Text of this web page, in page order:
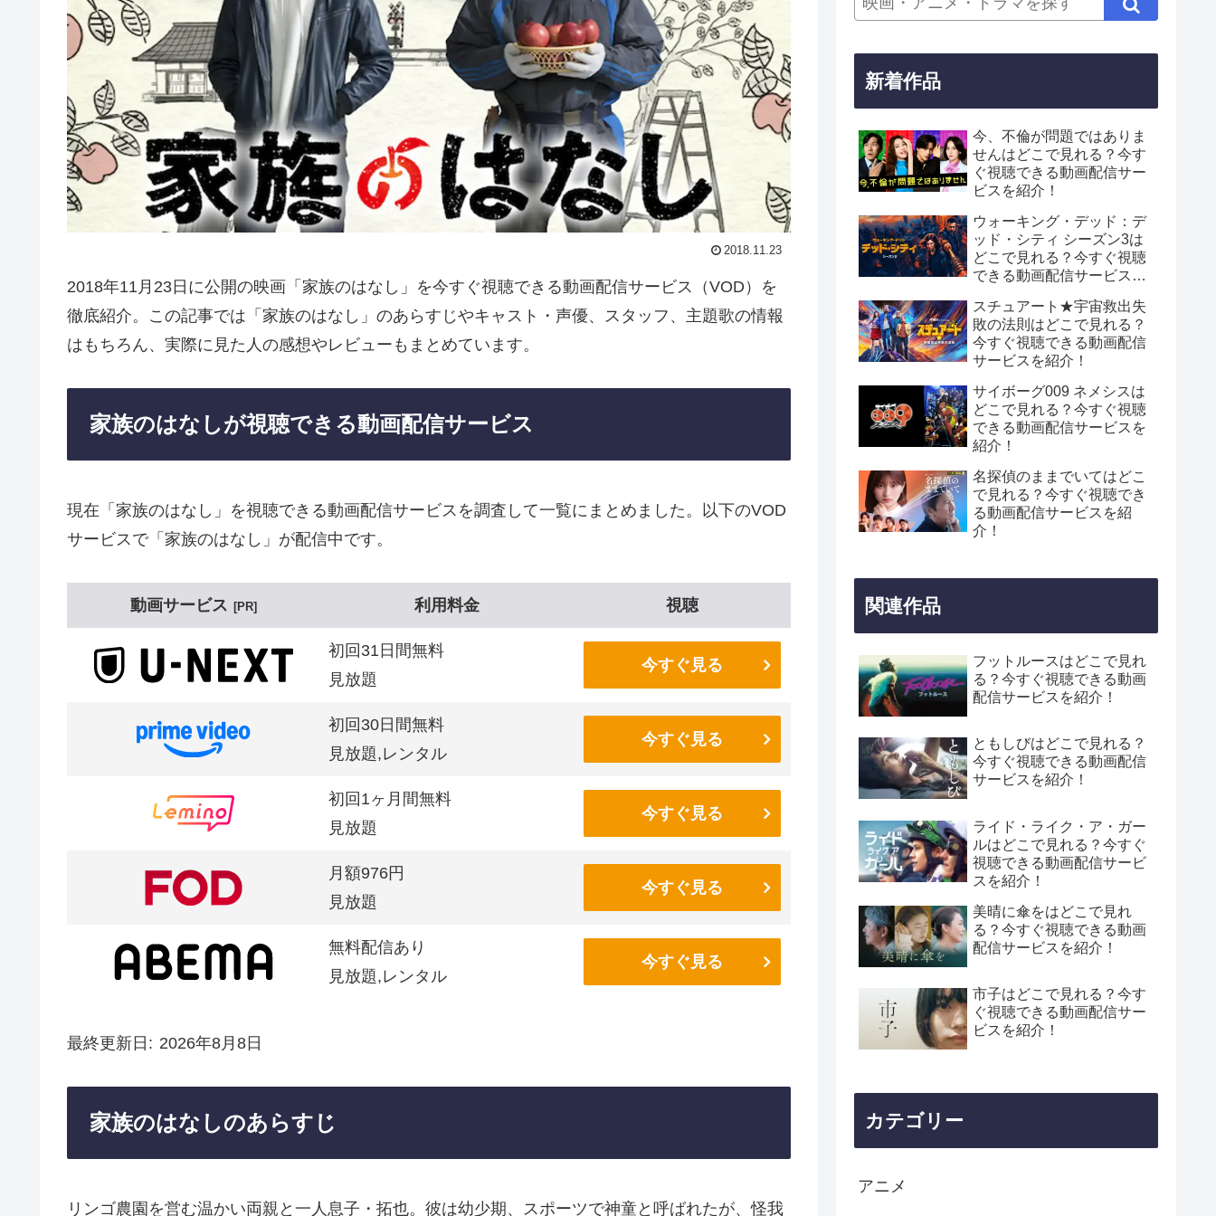
2018.11.23
2018年11月23日に公開の映画「家族のはなし」を今すぐ視聴できる動画配信サービス（VOD）を
徹底紹介。この記事では「家族のはなし」のあらすじやキャスト・声優、スタッフ、主題歌の情報
はもちろん、実際に見た人の感想やレビューもまとめています。
家族のはなしが視聴できる動画配信サービス
現在「家族のはなし」を視聴できる動画配信サービスを調査して一覧にまとめました。以下のVOD
サービスで「家族のはなし」が配信中です。
動画サービス PR 利用料金 視聴
初回31日間無料
見放題
今すぐ見る
初回30日間無料
見放題,レンタル
今すぐ見る
初回1ヶ月間無料
見放題
今すぐ見る
月額976円
見放題
今すぐ見る
無料配信あり
見放題,レンタル
今すぐ見る
最終更新日 2026年8月8日
家族のはなしのあらすじ
リンゴ農園を営む温かい両親と一人息子・拓也。彼は幼少期、スポーツで神童と呼ばれたが、怪我
新着作品
今、不倫が問題ではありま
せんはどこで見れる？今す
ぐ視聴できる動画配信サー
ビスを紹介！
ウォーキング・デッド：デ
ッド・シティ シーズン3は
どこで見れる？今すぐ視聴
できる動画配信サービスを
スチュアート★宇宙救出失
敗の法則はどこで見れる？
今すぐ視聴できる動画配信
サービスを紹介！
サイボーグ009 ネメシスは
どこで見れる？今すぐ視聴
できる動画配信サービスを
紹介！
名探偵のままでいてはどこ
で見れる？今すぐ視聴でき
る動画配信サービスを紹
介！
関連作品
フットルースはどこで見れ
る？今すぐ視聴できる動画
配信サービスを紹介！
ともしびはどこで見れる？
今すぐ視聴できる動画配信
サービスを紹介！
ライド・ライク・ア・ガー
ルはどこで見れる？今すぐ
視聴できる動画配信サービ
スを紹介！
美晴に傘をはどこで見れ
る？今すぐ視聴できる動画
配信サービスを紹介！
市子はどこで見れる？今す
ぐ視聴できる動画配信サー
ビスを紹介！
カテゴリー
アニメ